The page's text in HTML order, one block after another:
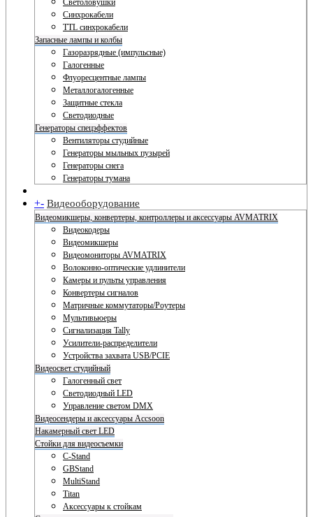
Светоловушки
Синхрокабели
TTL синхрокабели
Запасные лампы и колбы
Газоразрядные (импульсные)
Галогенные
Флуоресцентные лампы
Металлогалогенные
Защитные стекла
Светодиодные
Генераторы спецэффектов
Вентиляторы студийные
Генераторы мыльных пузырей
Генераторы снега
Генераторы тумана
+- Видеооборудование
Видеомикшеры, конвертеры, контроллеры и аксессуары AVMATRIX
Видеокодеры
Видеомикшеры
Видеомониторы AVMATRIX
Волоконно-оптические удлинители
Камеры и пульты управления
Конвертеры сигналов
Матричные коммутаторы/Роутеры
Мультивьюеры
Сигнализация Tally
Усилители-распределители
Устройства захвата USB/PCIE
Видеосвет студийный
Галогенный свет
Светодиодный LED
Управление светом DMX
Видеосендеры и аксессуары Accsoon
Накамерный свет LED
Стойки для видеосъемки
C-Stand
GBStand
MultiStand
Titan
Аксессуары к стойкам